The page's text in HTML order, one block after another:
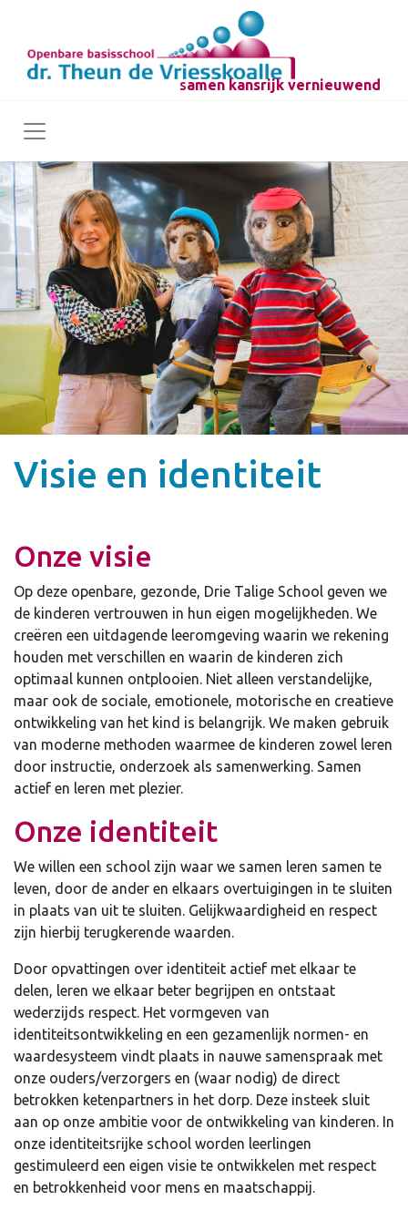
samen kansrijk vernieuwend
Toggle navigation
Visie en identiteit
Onze visie
Op deze openbare, gezonde, Drie Talige School geven we
de kinderen vertrouwen in hun eigen mogelijkheden. We
creëren een uitdagende leeromgeving waarin we rekening
houden met verschillen en waarin de kinderen zich
optimaal kunnen ontplooien. Niet alleen verstandelijke,
maar ook de sociale, emotionele, motorische en creatieve
ontwikkeling van het kind is belangrijk. We maken gebruik
van moderne methoden waarmee de kinderen zowel leren
door instructie, onderzoek als samenwerking. Samen
actief en leren met plezier.
Onze identiteit
We willen een school zijn waar we samen leren samen te
leven, door de ander en elkaars overtuigingen in te sluiten
in plaats van uit te sluiten. Gelijkwaardigheid en respect
zijn hierbij terugkerende waarden.
Door opvattingen over identiteit actief met elkaar te
delen, leren we elkaar beter begrijpen en ontstaat
wederzijds respect. Het vormgeven van
identiteitsontwikkeling en een gezamenlijk normen- en
waardesysteem vindt plaats in nauwe samenspraak met
onze ouders/verzorgers en (waar nodig) de direct
betrokken ketenpartners in het dorp. Deze insteek sluit
aan op onze ambitie voor de ontwikkeling van kinderen. In
onze identiteitsrijke school worden leerlingen
gestimuleerd een eigen visie te ontwikkelen met respect
en betrokkenheid voor mens en maatschappij.